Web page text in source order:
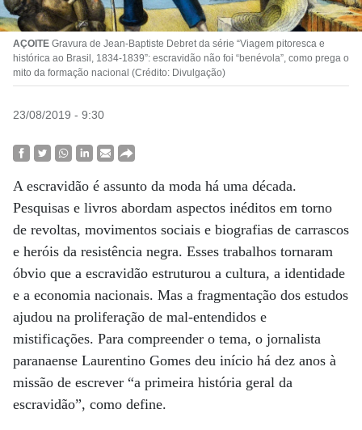
AÇOITE Gravura de Jean-Baptiste Debret da série “Viagem pitoresca e
histórica ao Brasil, 1834-1839”: escravidão não foi “benévola”, como prega o
mito da formação nacional (Crédito: Divulgação)
23/08/2019 - 9:30
A escravidão é assunto da moda há uma década.
Pesquisas e livros abordam aspectos inéditos em torno
de revoltas, movimentos sociais e biografias de carrascos
e heróis da resistência negra. Esses trabalhos tornaram
óbvio que a escravidão estruturou a cultura, a identidade
e a economia nacionais. Mas a fragmentação dos estudos
ajudou na proliferação de mal-entendidos e
mistificações. Para compreender o tema, o jornalista
paranaense Laurentino Gomes deu início há dez anos à
missão de escrever “a primeira história geral da
escravidão”, como define.